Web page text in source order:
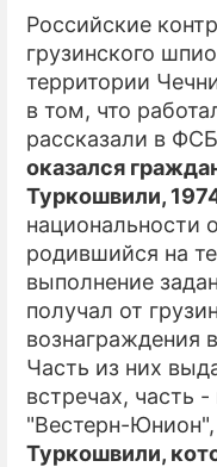
Российские
грузинского
территории
в том, что
рассказали в
оказался
Туркошвили,
национальности
родившийся на
выполнение
получал от
вознаграждения
Часть из них
встречах, часть
"Вестерн-
Туркошвили,